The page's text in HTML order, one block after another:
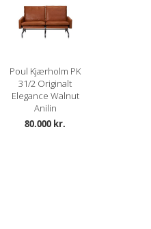
Poul Kjærholm PK
31/2 Originalt
Elegance Walnut
Anilin
80.000 kr.